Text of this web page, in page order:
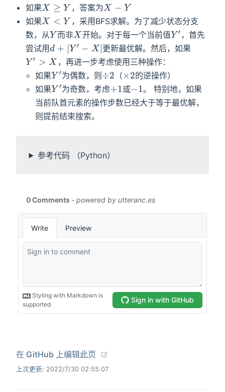
如果 X\geq
Y
X ≥ Y ，答案为 X-
Y
X − Y
如果 X<Y
X < Y ，采用BFS求解。为了减少状态分支
数，从Y
Y 而非X
X开始。对于每一个当前值Y'
Y ′，首先
尝试用d+|Y'-
X|
d + Y ′ − X 更新最优解。然后，如果
Y ′ > X ，再进一步考虑使用三种操作：
如果Y'
Y ′为偶数，则\div2
÷2 （ \times2
×2的逆操作）
如果Y'
Y ′为奇数，考虑+1
+1或-1
−1。 特别地，如果
当前队首元素的操作步数已经大于等于最优解，
则提前结束搜索。
参考代码 （Python）
在 GitHub 上编辑此页
上次更新: 2022/7/30 02:55:07